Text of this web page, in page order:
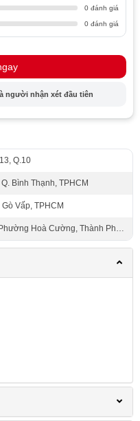
0 đánh giá
0 đánh giá
người nhận xét đầu tiên
Q.10
Bình Thạnh, TPHCM
Vấp, TPHCM
Hoà Cường, Thành Phố